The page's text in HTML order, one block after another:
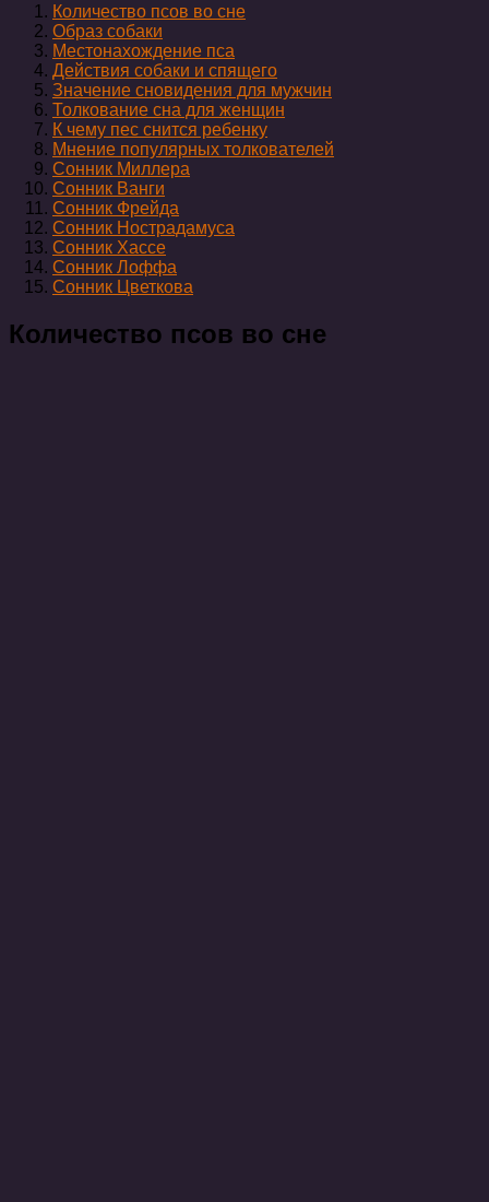
Количество псов во сне
Образ собаки
Местонахождение пса
Действия собаки и спящего
Значение сновидения для мужчин
Толкование сна для женщин
К чему пес снится ребенку
Мнение популярных толкователей
Сонник Миллера
Сонник Ванги
Сонник Фрейда
Сонник Нострадамуса
Сонник Хассе
Сонник Лоффа
Сонник Цветкова
Количество псов во сне